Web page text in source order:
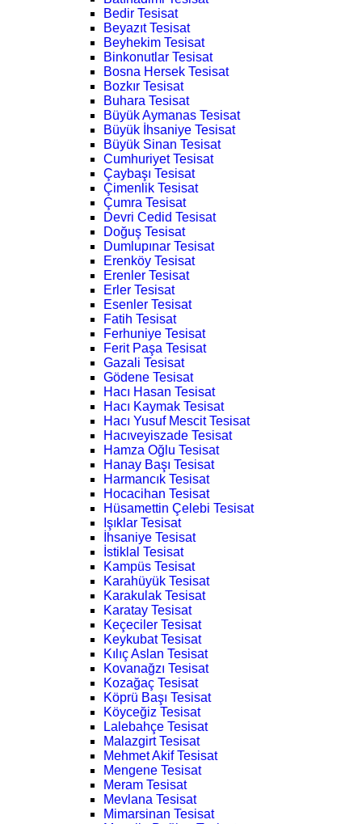
Bedir Tesisat
Beyazıt Tesisat
Beyhekim Tesisat
Binkonutlar Tesisat
Bosna Hersek Tesisat
Bozkır Tesisat
Buhara Tesisat
Büyük Aymanas Tesisat
Büyük İhsaniye Tesisat
Büyük Sinan Tesisat
Cumhuriyet Tesisat
Çaybaşı Tesisat
Çimenlik Tesisat
Çumra Tesisat
Devri Cedid Tesisat
Doğuş Tesisat
Dumlupınar Tesisat
Erenköy Tesisat
Erenler Tesisat
Erler Tesisat
Esenler Tesisat
Fatih Tesisat
Ferhuniye Tesisat
Ferit Paşa Tesisat
Gazali Tesisat
Gödene Tesisat
Hacı Hasan Tesisat
Hacı Kaymak Tesisat
Hacı Yusuf Mescit Tesisat
Hacıveyiszade Tesisat
Hamza Oğlu Tesisat
Hanay Başı Tesisat
Harmancık Tesisat
Hocacihan Tesisat
Hüsamettin Çelebi Tesisat
Işıklar Tesisat
İhsaniye Tesisat
İstiklal Tesisat
Kampüs Tesisat
Karahüyük Tesisat
Karakulak Tesisat
Karatay Tesisat
Keçeciler Tesisat
Keykubat Tesisat
Kılıç Aslan Tesisat
Kovanağzı Tesisat
Kozağaç Tesisat
Köprü Başı Tesisat
Köyceğiz Tesisat
Lalebahçe Tesisat
Malazgirt Tesisat
Mehmet Akif Tesisat
Mengene Tesisat
Meram Tesisat
Mevlana Tesisat
Mimarsinan Tesisat